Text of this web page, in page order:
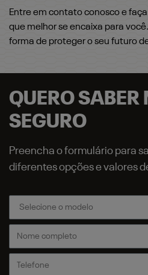
Entre em contato conosco e
que melhor se encaixa para
forma de proteger o seu futuro
QUERO SABER
SEGURO
Preencha o formulário para
diferentes opções e valores